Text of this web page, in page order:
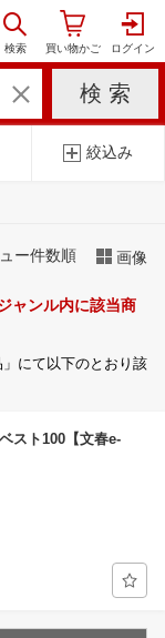
絞込み
ー件数順 画像
ャンル内に該当商
にて以下のとおり該
スト100【文春e-